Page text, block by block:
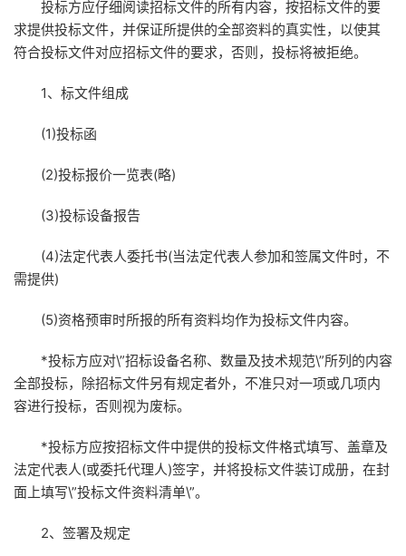
投标方应仔细阅读招标文件的所有内容，按招标文件的要
求提供投标文件，并保证所提供的全部资料的真实性，以使其
符合投标文件对应招标文件的要求，否则，投标将被拒绝。
1、标文件组成
(1)投标函
(2)投标报价一览表(略)
(3)投标设备报告
(4)法定代表人委托书(当法定代表人参加和签属文件时，不
需提供)
(5)资格预审时所报的所有资料均作为投标文件内容。
*投标方应对\”招标设备名称、数量及技术规范\”所列的内容
全部投标，除招标文件另有规定者外，不准只对一项或几项内
容进行投标，否则视为废标。
*投标方应按招标文件中提供的投标文件格式填写、盖章及
法定代表人(或委托代理人)签字，并将投标文件装订成册，在封
面上填写\”投标文件资料清单\”。
2、签署及规定